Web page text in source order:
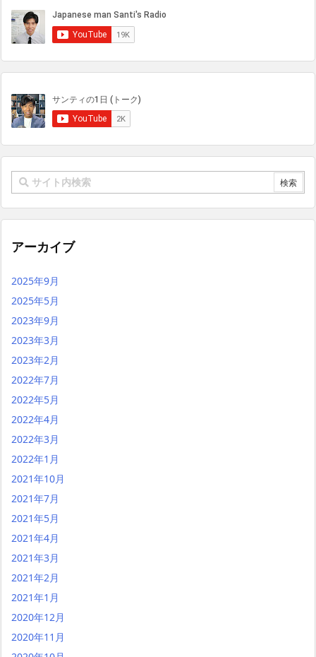
アーカイブ
2025年9月
2025年5月
2023年9月
2023年3月
2023年2月
2022年7月
2022年5月
2022年4月
2022年3月
2022年1月
2021年10月
2021年7月
2021年5月
2021年4月
2021年3月
2021年2月
2021年1月
2020年12月
2020年11月